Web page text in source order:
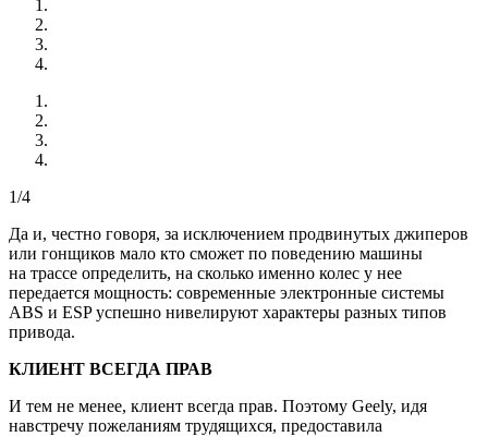
1/4
Да и, честно говоря, за исключением продвинутых джиперов
или гонщиков мало кто сможет по поведению машины
на трассе определить, на сколько именно колес у нее
передается мощность: современные электронные системы
ABS и ESP успешно нивелируют характеры разных типов
привода.
КЛИЕНТ ВСЕГДА ПРАВ
И тем не менее, клиент всегда прав. Поэтому Geely, идя
навстречу пожеланиям трудящихся, предоставила